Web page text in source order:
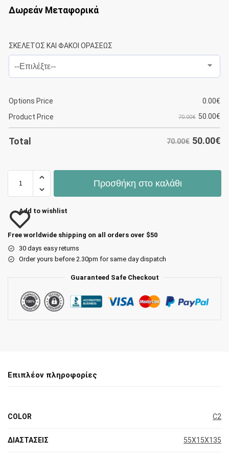
Δωρεάν Μεταφορικά
ΣΚΕΛΕΤΟΣ ΚΑΙ ΦΑΚΟΙ ΟΡΑΣΕΩΣ
Options Price 0.00€
Product Price
70.00€ 50.00€
Total 70.00€ 50.00€
Προσθήκη στο καλάθι
Add to wishlist
Free worldwide shipping on all orders over $50
30 days easy returns
Order yours before 2.30pm for same day dispatch
Guaranteed Safe Checkout
Επιπλέον πληροφορίες
COLOR C2
ΔΙΑΣΤΑΣΕΙΣ 55X15X135